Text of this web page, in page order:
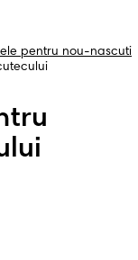
pentru nou-nascuti